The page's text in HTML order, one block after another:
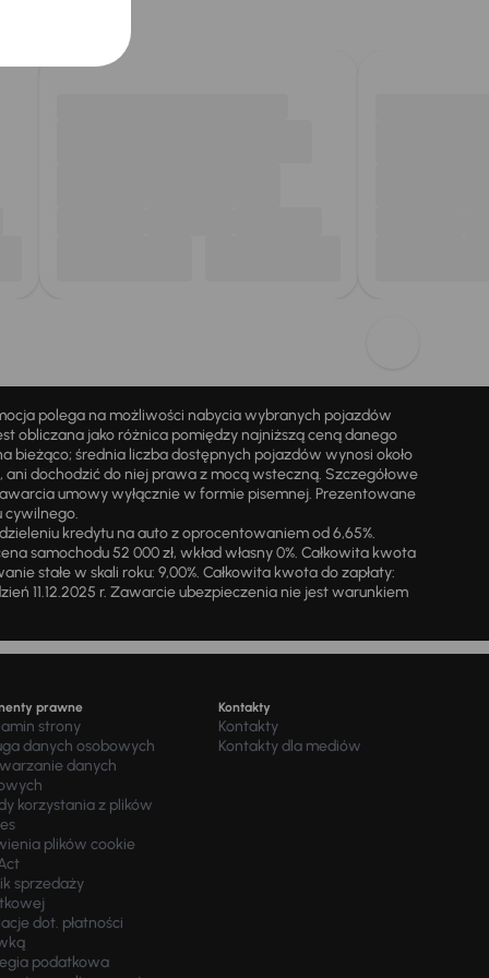
polega na możliwości nabycia wybranych pojazdów
obliczana jako różnica pomiędzy najniższą ceną danego
bieżąco; średnia liczba dostępnych pojazdów wynosi około
dochodzić do niej prawa z mocą wsteczną. Szczegółowe
umowy wyłącznie w formie pisemnej. Prezentowane
cywilnego.
kredytu na auto z oprocentowaniem od 6,65%.
samochodu 52 000 zł, wkład własny 0%. Całkowita kwota
stałe w skali roku: 9,00%. Całkowita kwota do zapłaty:
11.12.2025 r. Zawarcie ubezpieczenia nie jest warunkiem
prawne
strony
danych osobowych
danych
korzystania z plików
plików cookie
sprzedaży
dot. płatności
podatkowa
Kontakty
Kontakty
Kontakty dla mediów